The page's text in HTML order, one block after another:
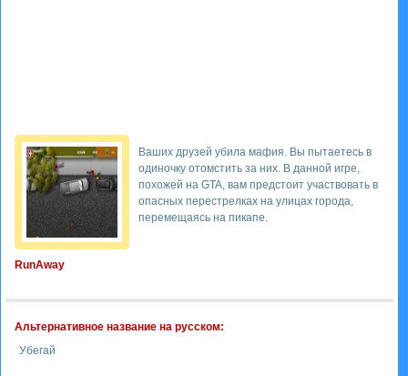
RunAway
Ваших друзей убила мафия. Вы пытаетесь в
одиночку отомстить за них. В данной игре,
похожей на GTA, вам предстоит участвовать в
опасных перестрелках на улицах города,
перемещаясь на пикапе.
Альтернативное название на русском:
Убегай